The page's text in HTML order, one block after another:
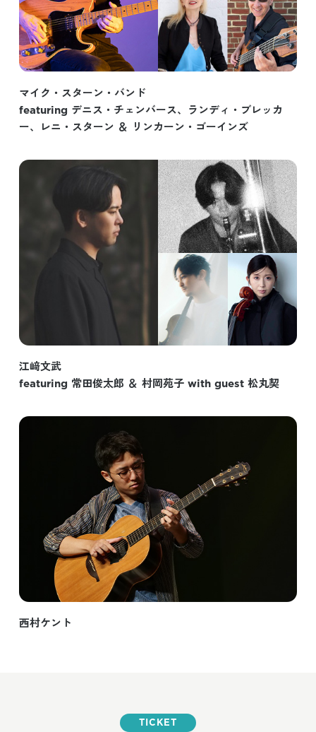
マイク・スターン・バンド
featuring デニス・チェンバース、ランディ・ブレッカ
ー、レニ・スターン ＆ リンカーン・ゴーインズ
江﨑文武
featuring 常田俊太郎 ＆ 村岡苑子 with guest 松丸契
西村ケント
TICKET